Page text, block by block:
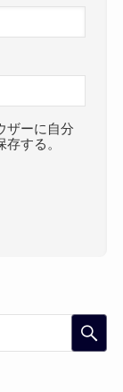
ザーに自分
する。